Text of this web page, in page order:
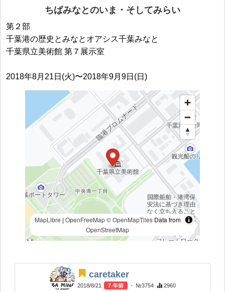
ちばみなとのいま・そしてみらい
第２部
千葉港の歴史とみなとオアシス千葉みなと
千葉県立美術館 第７展示室
2018年8月21日(火)〜2018年9月9日(日)
MapLibre | OpenFreeMap © OpenMapTilesData from
OpenStreetMap
caretaker
2018/8/21 7 年前 - №3754 2960